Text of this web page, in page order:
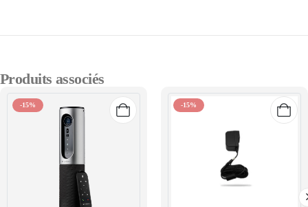
Produits associés
-15% -15%